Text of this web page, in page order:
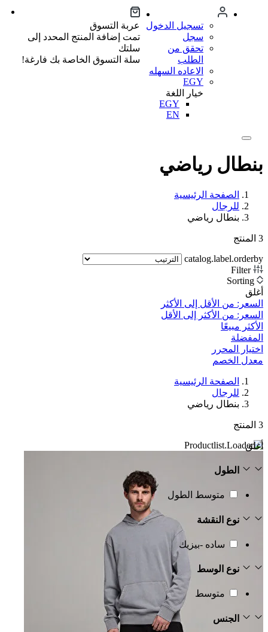
تسجيل الدخول
سجل
تحقق من
الطلب
الاعاده السهله
EGY
خيار اللغة
EGY
EN
عربة التسوق
تمت إضافة المنتج المحدد إلى
سلتك
سلة التسوق الخاصة بك فارغة!
بنطال رياضي
الصفحة الرئيسية
للرجال
بنطال رياضي
3 المنتج
catalog.label.orderby
Filter
Sorting
أغلق
السعر: من الأقل إلى الأكثر
السعر: من الأكثر إلى الأقل
الأكثر مبيعًا
المفضلة
اختيار المحرر
معدل الخصم‎
الصفحة الرئيسية
للرجال
بنطال رياضي
3 المنتج
أغلق
الطول
متوسط الطول
نوع النقشة
ساده -بيزيك
نوع الوسط
متوسط
الجنس